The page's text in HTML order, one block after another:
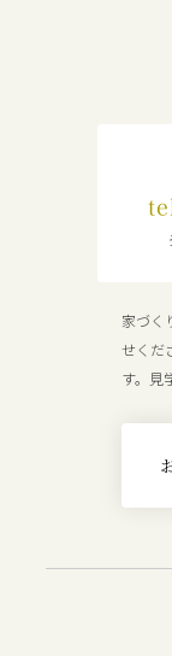
家づく
せくだ
す。見